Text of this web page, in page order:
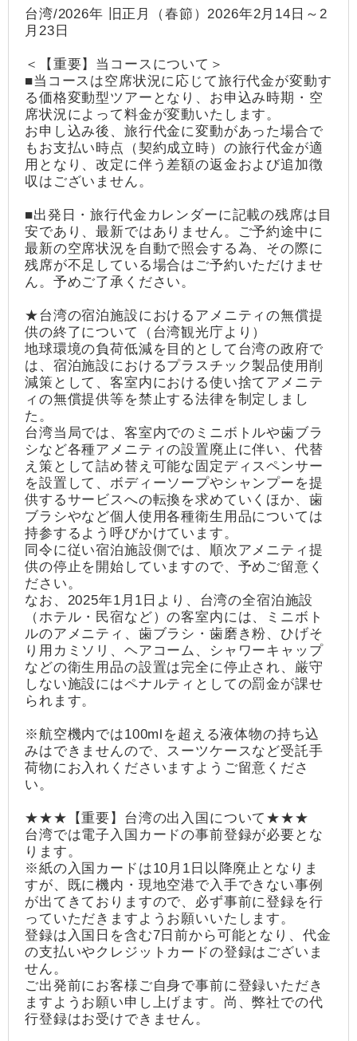
台湾/2026年 旧正月（春節）2026年2月14日～2
月23日
＜【重要】当コースについて＞
■当コースは空席状況に応じて旅行代金が変動す
る価格変動型ツアーとなり、お申込み時期・空
席状況によって料金が変動いたします。
お申し込み後、旅行代金に変動があった場合で
もお支払い時点（契約成立時）の旅行代金が適
用となり、改定に伴う差額の返金および追加徴
収はございません。
■出発日・旅行代金カレンダーに記載の残席は目
安であり、最新ではありません。ご予約途中に
最新の空席状況を自動で照会する為、その際に
残席が不足している場合はご予約いただけませ
ん。予めご了承ください。
★台湾の宿泊施設におけるアメニティの無償提
供の終了について（台湾観光庁より）
地球環境の負荷低減を目的として台湾の政府で
は、宿泊施設におけるプラスチック製品使用削
減策として、客室内における使い捨てアメニテ
ィの無償提供等を禁止する法律を制定しまし
た。
台湾当局では、客室内でのミニボトルや歯ブラ
シなど各種アメニティの設置廃止に伴い、代替
え策として詰め替え可能な固定ディスペンサー
を設置して、ボディーソープやシャンプーを提
供するサービスへの転換を求めていくほか、歯
ブラシやなど個人使用各種衛生用品については
持参するよう呼びかけています。
同令に従い宿泊施設側では、順次アメニティ提
供の停止を開始していますので、予めご留意く
ださい。
なお、2025年1月1日より、台湾の全宿泊施設
（ホテル・民宿など）の客室内には、ミニボト
ルのアメニティ、歯ブラシ・歯磨き粉、ひげそ
り用カミソリ、ヘアコーム、シャワーキャップ
などの衛生用品の設置は完全に停止され、厳守
しない施設にはペナルティとしての罰金が課せ
られます。
※航空機内では100mlを超える液体物の持ち込
みはできませんので、スーツケースなど受託手
荷物にお入れくださいますようご留意くださ
い。
★★★【重要】台湾の出入国について★★★
台湾では電子入国カードの事前登録が必要とな
ります。
※紙の入国カードは10月1日以降廃止となりま
すが、既に機内・現地空港で入手できない事例
が出てきておりますので、必ず事前に登録を行
っていただきますようお願いいたします。
登録は入国日を含む7日前から可能となり、代金
の支払いやクレジットカードの登録はございま
せん。
ご出発前にお客様ご自身で事前に登録いただき
ますようお願い申し上げます。尚、弊社での代
行登録はお受けできません。